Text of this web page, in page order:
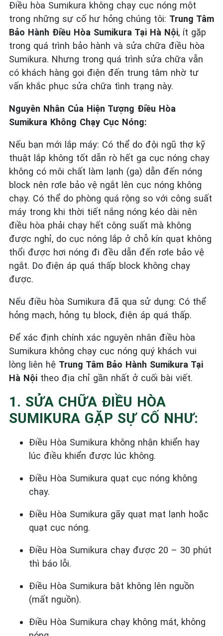
Điều hòa Sumikura không chạy cục nóng một
trong những sự cố hư hỏng chúng tôi: Trung Tâm
Bảo Hành Điều Hòa Sumikura Tại Hà Nội, ít gặp
trong quá trình bảo hành và sửa chữa điều hòa
Sumikura. Nhưng trong quá trình sửa chữa vẫn
có khách hàng gọi điện đến trung tâm nhờ tư
vấn khắc phục sửa chữa tình trạng này.
Nguyên Nhân Của Hiện Tượng Điều Hòa
Sumikura Không Chạy Cục Nóng:
Nếu bạn mới lắp máy: Có thể do đội ngũ thợ kỹ
thuật lắp không tốt dẫn rò hết ga cục nóng chạy
không có môi chất làm lạnh (ga) dẫn đến nóng
block nên rơle bảo vệ ngắt lên cục nóng không
chạy. Có thể do phòng quá rộng so với công suất
máy trong khi thời tiết nắng nóng kéo dài nên
điều hòa phải chạy hết công suất mà không
được nghỉ, do cục nóng lắp ở chỗ kín quạt không
thổi được hơi nóng đi đều dẫn đến rơle bảo vệ
ngắt. Do điện áp quá thấp block không chạy
được.
Nếu điều hòa Sumikura đã qua sử dụng: Có thể
hỏng mạch, hỏng tụ block, điện áp quá thấp.
Để xác định chính xác nguyên nhân điều hòa
Sumikura không chạy cục nóng quý khách vui
lòng liên hệ Trung Tâm Bảo Hành Sumikura Tại
Hà Nội theo địa chỉ gần nhất ở cuối bài viết.
1. SỬA CHỮA ĐIỀU HÒA
SUMIKURA GẶP SỰ CỐ NHƯ:
Điều Hòa Sumikura không nhận khiển hay
lúc điều khiển được lúc không.
Điều Hòa Sumikura quạt cục nóng không
chạy.
Điều Hòa Sumikura gãy quạt mạt lạnh hoặc
quạt cục nóng.
Điều Hòa Sumikura chạy được 20 – 30 phút
thì báo lỗi.
Điều Hòa Sumikura bật không lên nguồn
(mất nguồn).
Điều Hòa Sumikura chạy không mát, không